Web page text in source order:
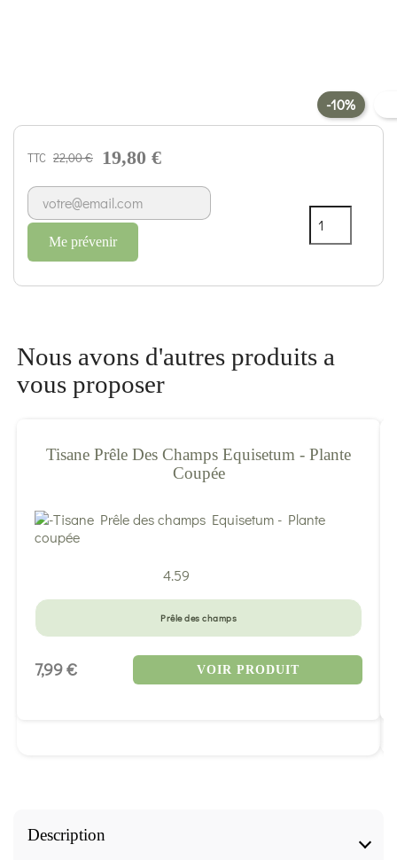
-10%
TTC 22,00 € 19,80 €
Me prévenir
Description
Nous avons d'autres produits a
vous proposer
Tisane Prêle Des Champs Equisetum - Plante
Coupée
4.59
Prêle des champs
7,99 € VOIR PRODUIT